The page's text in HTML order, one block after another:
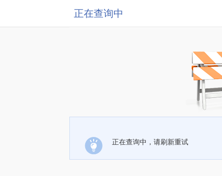
正在查询中
正在查询中，请刷新重试